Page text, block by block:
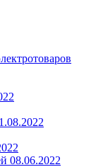
08.06.2022